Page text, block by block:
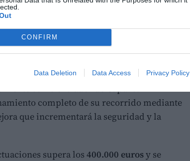
CONFIRM
Data Deletion Data Access Privacy Policy
completará la intervención iniciada en
final del trazado. Los trabajos actuales se
está aplicando aglomerado asfáltico para
esta vía rural.
comiencen también las obras en el
completo de su recorrido mediante
que incrementará la seguridad y la
supera los 400.000 eurosy se